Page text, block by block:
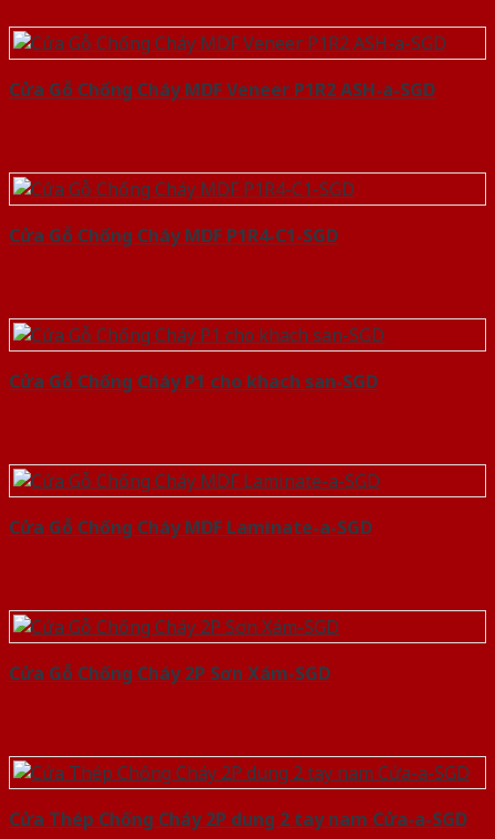
Cửa Gỗ Chống Cháy MDF Veneer P1R2 ASH-a-SGD
Cửa Gỗ Chống Cháy MDF P1R4-C1-SGD
Cửa Gỗ Chống Cháy P1 cho khach san-SGD
Cửa Gỗ Chống Cháy MDF Laminate-a-SGD
Cửa Gỗ Chống Cháy 2P Sơn Xám-SGD
Cửa Thép Chống Cháy 2P dung 2 tay nam Cửa-a-SGD